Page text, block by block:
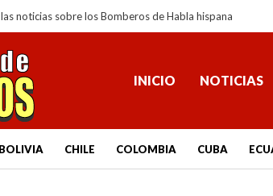
noticias sobre los Bomberos de Habla hispana
INICIO NOTICIAS
BOLIVIA CHILE COLOMBIA CUBA